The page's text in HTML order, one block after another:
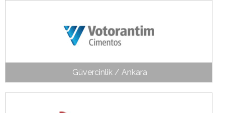
Güvercinlik / Ankara